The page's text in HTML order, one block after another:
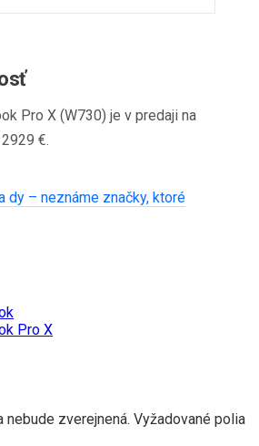
Pro X (W730) je v predaji na
€.
dy – neznáme značky, ktoré
Pro X
nebude zverejnená. Vyžadované polia